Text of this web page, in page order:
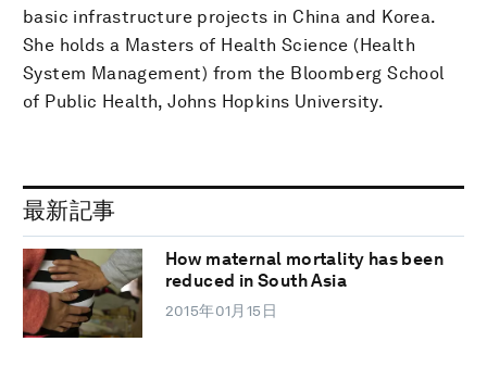
basic infrastructure projects in China and Korea.
She holds a Masters of Health Science (Health
System Management) from the Bloomberg School
of Public Health, Johns Hopkins University.
最新記事
How maternal mortality has been
reduced in South Asia
2015年01月15日